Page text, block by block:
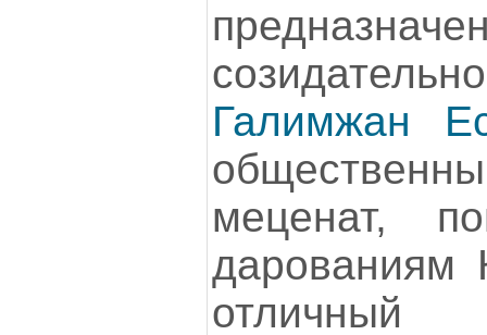
Галимжан
меценат,
дарованиям